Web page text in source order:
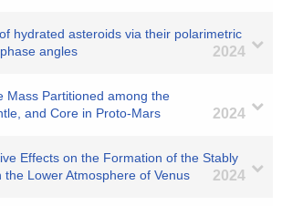
hydrated asteroids via their polarimetric
angles
2024
Mass Partitioned among the
and Core in Proto-Mars
2024
Effects on the Formation of the Stably
the Lower Atmosphere of Venus
2024